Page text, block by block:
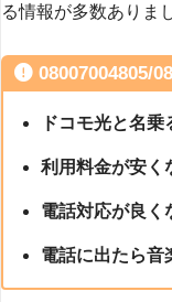
る情報が多数ありま
08007004805/
ドコモ光と名
利用料金が安く
電話対応が良く
電話に出たら音